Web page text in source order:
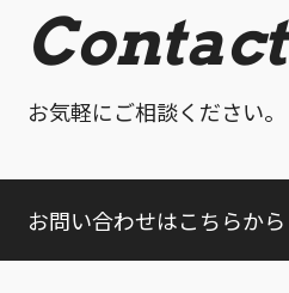
Contact
お気軽にご相談ください。
お問い合わせはこちらから